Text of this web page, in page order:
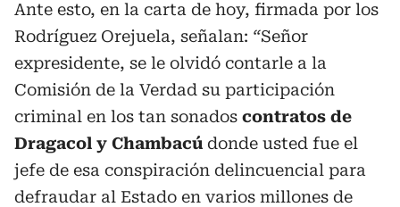
Ante esto, en la carta de hoy, firmada por los
Rodríguez Orejuela, señalan: “Señor
expresidente, se le olvidó contarle a la
Comisión de la Verdad su participación
criminal en los tan sonados contratos de
Dragacol y Chambacú donde usted fue el
jefe de esa conspiración delincuencial para
defraudar al Estado en varios millones de